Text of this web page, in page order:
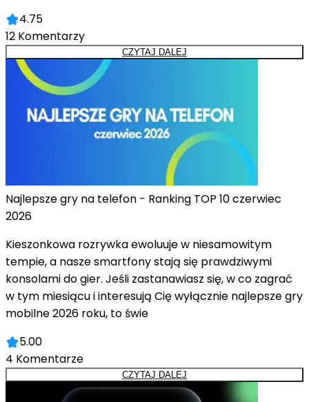
4.75
12 Komentarzy
CZYTAJ DALEJ
Najlepsze gry na telefon - Ranking TOP 10 czerwiec
2026
Kieszonkowa rozrywka ewoluuje w niesamowitym
tempie, a nasze smartfony stają się prawdziwymi
konsolami do gier. Jeśli zastanawiasz się, w co zagrać
w tym miesiącu i interesują Cię wyłącznie najlepsze gry
mobilne 2026 roku, to świe
5.00
4 Komentarze
CZYTAJ DALEJ